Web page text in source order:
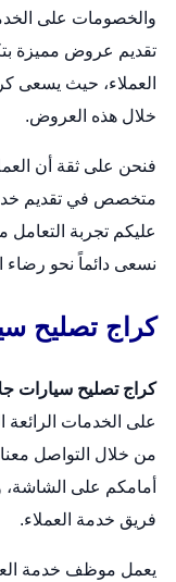
والخصومات على
تقديم عروض مميزة
العملاء، حيث يسعى
خلال هذه العروض.
فنحن على ثقة أن
متخصص في تقديم
عليكم تجربة
نسعى دائماً نحو رضاء
كراج تصليح
كراج تصليح سيارات
على الخدمات
من خلال التواصل
أمامكم على
فريق خدمة العملاء.
يعمل موظف خدمة